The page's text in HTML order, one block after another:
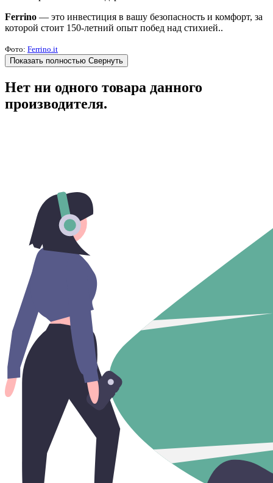
Ferrino — это инвестиция в вашу безопасность и комфорт, за
которой стоит 150-летний опыт побед над стихией..
Фото: Ferrino.it
Показать полностью Свернуть
Нет ни одного товара данного
производителя.